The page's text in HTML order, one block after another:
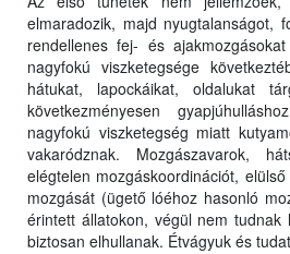
elmaradozik, majd nyugtalanságot,
rendellenes fej- és
nagyfokú viszketegsége
hátukat, lapockáikat, oldalukat
következményesen
nagyfokú viszketegség miatt
vakaródznak. Mozgászavarok,
elégtelen mozgáskoordinációt,
mozgását (ügető lóéhoz hasonló
érintett állatokon, végül nem
biztosan elhullanak. Étvágyuk és